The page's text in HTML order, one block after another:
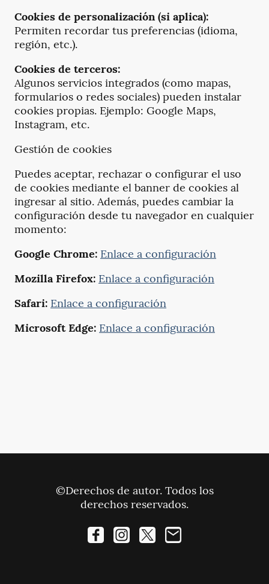
Cookies de personalización (si aplica):
Permiten recordar tus preferencias (idioma,
región, etc.).
Cookies de terceros:
Algunos servicios integrados (como mapas,
formularios o redes sociales) pueden instalar
cookies propias. Ejemplo: Google Maps,
Instagram, etc.
Gestión de cookies
Puedes aceptar, rechazar o configurar el uso
de cookies mediante el banner de cookies al
ingresar al sitio. Además, puedes cambiar la
configuración desde tu navegador en cualquier
momento:
Google Chrome: Enlace a configuración
Mozilla Firefox: Enlace a configuración
Safari: Enlace a configuración
Microsoft Edge: Enlace a configuración
©Derechos de autor. Todos los
derechos reservados.